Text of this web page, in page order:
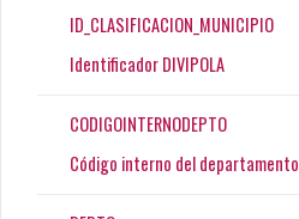
ID_CLASIFICACION_MUNICIPIO
Identificador DIVIPOLA
CODIGOINTERNODEPTO
Código interno del departamento